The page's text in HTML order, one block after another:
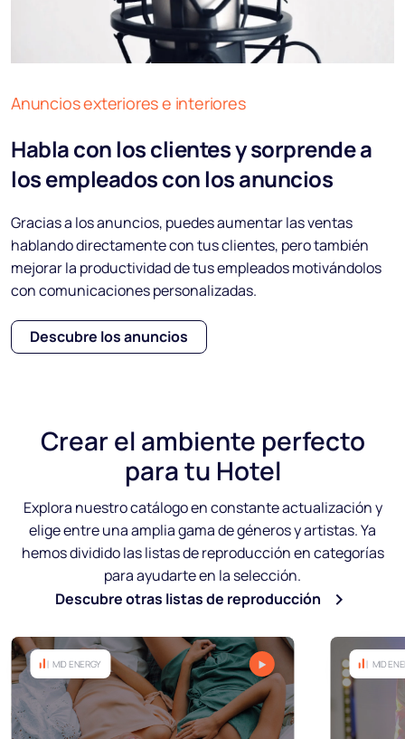
Anuncios exteriores e interiores
Habla con los clientes y sorprende a
los empleados con los anuncios
Gracias a los anuncios, puedes aumentar las ventas
hablando directamente con tus clientes, pero también
mejorar la productividad de tus empleados motivándolos
con comunicaciones personalizadas.
Descubre los anuncios
Crearel ambiente perfecto
para tu Hotel
Explora nuestro catálogo en constante actualización y
elige entre una amplia gama de géneros y artistas. Ya
hemos dividido las listas de reproducción en categorías
para ayudarte en la selección.
Descubre otras listas de reproducción
MID ENERGY MID